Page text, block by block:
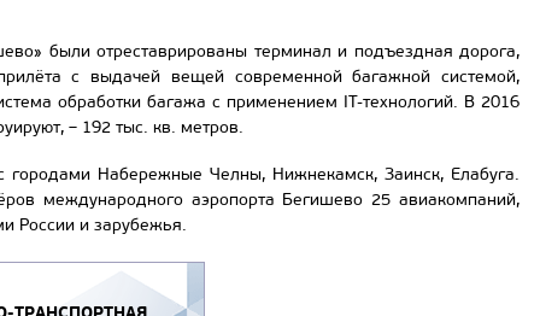
были отреставрированы терминал и подъездная дорога,
с выдачей вещей современной багажной системой,
обработки багажа с применением IT-технологий. В 2016
– 192 тыс. кв. метров.
Набережные Челны, Нижнекамск, Заинск, Елабуга.
международного аэропорта Бегишево 25 авиакомпаний,
России и зарубежья.